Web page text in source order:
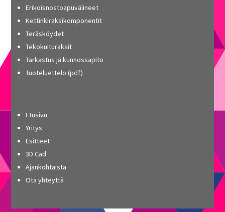
Erikoisnostoapuvälineet
Kettinkiraksikomponentit
Teräsköydet
Tekokuituraksit
Tarkastus ja kunnossapito
Tuoteluettelo (pdf)
Etusivu
Yritys
Esitteet
3D Cad
Ajankohtaista
Ota yhteyttä